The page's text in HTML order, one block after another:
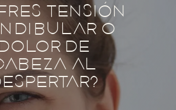
TENSIÓN
O
DE
AL